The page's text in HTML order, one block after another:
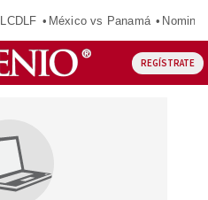
LCDLF México vs Panamá
REGÍSTRATE